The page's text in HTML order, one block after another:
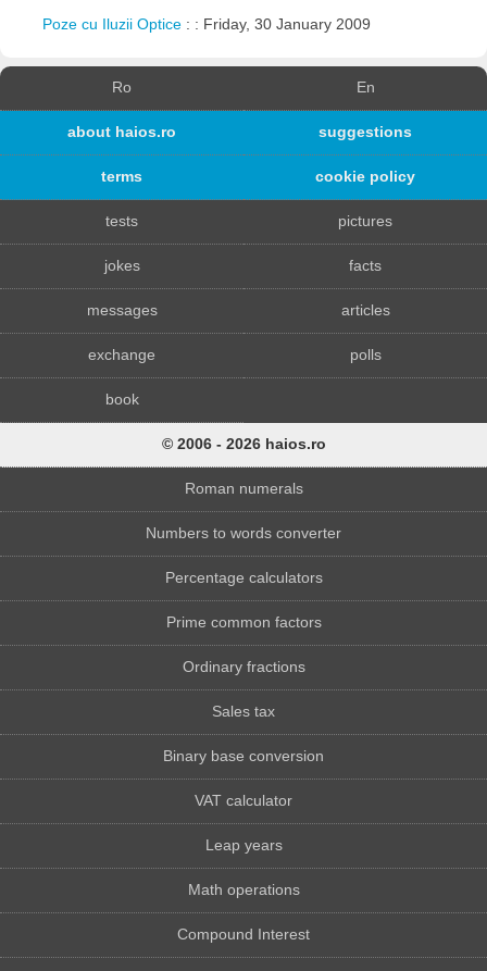
Poze cu Iluzii Optice : : Friday, 30 January 2009
Ro En
about haios.ro suggestions
terms cookie policy
tests pictures
jokes facts
messages articles
exchange polls
book
© 2006 - 2026 haios.ro
Roman numerals
Numbers to words converter
Percentage calculators
Prime common factors
Ordinary fractions
Sales tax
Binary base conversion
VAT calculator
Leap years
Math operations
Compound Interest